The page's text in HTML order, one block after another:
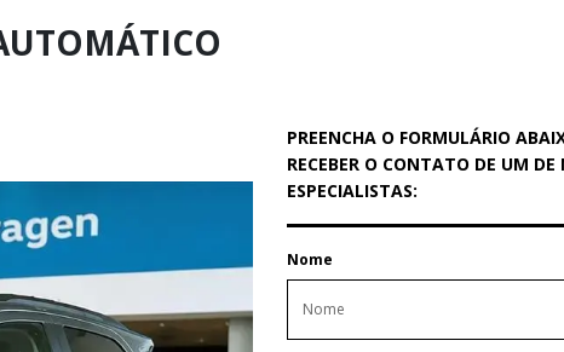
PREENCHA O FORMULÁRIO
RECEBER O CONTATO DE UM DE
ESPECIALISTAS:
Nome